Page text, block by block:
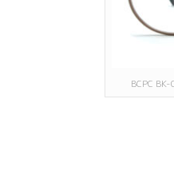
BCPC